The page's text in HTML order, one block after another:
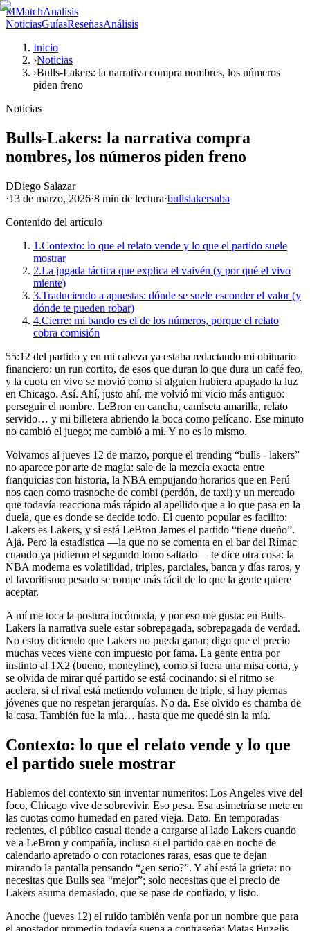
MMatchAnalisis
NoticiasGuíasReseñasAnálisis
Inicio
›Noticias
›Bulls-Lakers: la narrativa compra nombres, los números
piden freno
Noticias
Bulls-Lakers: la narrativa compra
nombres, los números piden freno
DDiego Salazar
·13 de marzo, 2026·8 min de lectura·bullslakersnba
Contenido del artículo
1.Contexto: lo que el relato vende y lo que el partido suele
mostrar
2.La jugada táctica que explica el vaivén (y por qué el vivo
miente)
3.Traduciendo a apuestas: dónde se suele esconder el valor (y
dónde te pueden robar)
4.Cierre: mi bando es el de los números, porque el relato
cobra comisión
55:12 del partido y en mi cabeza ya estaba redactando mi obituario
financiero: un run cortito, de esos que duran lo que dura un café feo,
y la cuota en vivo se movió como si alguien hubiera apagado la luz
en Chicago. Así. Ahí, justo ahí, me volvió mi vicio más antiguo:
perseguir el nombre. LeBron en cancha, camiseta amarilla, relato
servido… y mi billetera abriendo la boca como pelícano. Ese minuto
no cambió el juego; me cambió a mí. Y no es lo mismo.
Volvamos al jueves 12 de marzo, porque el trending “bulls - lakers”
no aparece por arte de magia: sale de la mezcla exacta entre
franquicias con historia, la NBA empujando horarios que en Perú
nos caen como trasnoche de combi (perdón, de taxi) y un mercado
que todavía reacciona más rápido al apellido que a lo que pasa en la
duela, que es donde se decide todo. El cuento popular es facilito:
Lakers es Lakers, y si está LeBron James el partido “tiene dueño”.
Ajá. Pero la estadística —la que no se comenta en el bar del Rímac
cuando ya pidieron el segundo lomo saltado— te dice otra cosa: la
NBA moderna es volatilidad, triples, parciales, banca y días raros, y
el favoritismo pesado se rompe más fácil de lo que la gente quiere
aceptar.
A mí me toca la postura incómoda, y por eso me gusta: en Bulls-
Lakers la narrativa suele estar sobrepagada, sobrepagada de verdad.
No estoy diciendo que Lakers no pueda ganar; digo que el precio
muchas veces viene con impuesto por fama. La gente entra por
instinto al 1X2 (bueno, moneyline), como si fuera una misa corta, y
se olvida de mirar qué partido se está cocinando: si el ritmo se
acelera, si el rival está metiendo volumen de triple, si hay piernas
jóvenes que no respetan jerarquías. No da. Ese olvido es chamba de
la casa. También fue la mía… hasta que me quedé sin la mía.
Contexto: lo que el relato vende y lo que
el partido suele mostrar
Hablemos del contexto sin inventar numeritos: Los Angeles vive del
foco, Chicago vive de sobrevivir. Eso pesa. Esa asimetría se mete en
las cuotas como humedad en pared vieja. Dato. En temporadas
recientes, el público casual tiende a cargarse al lado Lakers cuando
ve a LeBron y compañía, incluso si el partido cae en noche de
calendario apretado o con rotaciones raras, esas que te dejan
mirando la pantalla pensando “¿en serio?”. Y ahí está la grieta: no
necesitas que Bulls sea “mejor”; solo necesitas que el precio de
Lakers asuma demasiado, que se pase de confiado, y listo.
Anoche (jueves 12) el ruido también venía por un nombre que para
el apostador promedio todavía suena a contraseña: Matas Buzelis.